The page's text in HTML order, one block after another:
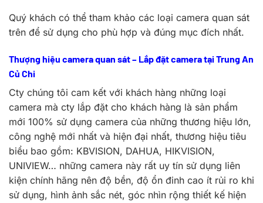
Quý khách có thể tham khảo các loại camera quan sát
trên để sử dụng cho phù hợp và đúng mục đích nhất.
Thượng hiệu camera quan sát – Lắp đặt camera tại Trung An
Củ Chi
Cty chúng tôi cam kết với khách hàng những loại
camera mà cty lắp đặt cho khách hàng là sản phẩm
mới 100% sử dụng camera của những thương hiệu lớn,
công nghệ mới nhất và hiện đại nhất, thương hiệu tiêu
biểu bao gồm: KBVISION, DAHUA, HIKVISION,
UNIVIEW… những camera này rất uy tín sử dụng liên
kiện chính hãng nên độ bền, độ ổn đinh cao ít rủi ro khi
sử dụng, hình ảnh sắc nét, góc nhìn rộng thiết kế hiện